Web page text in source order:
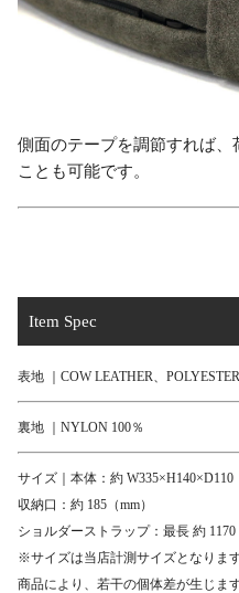
側面のテープを調節すれば
ことも可能です。
Item Spec
表地 ｜COW LEATHER、
裏地 ｜NYLON 100％
サイズ｜本体：約 W335×H140×D110
収納口：約 185（mm）
ショルダーストラップ：最長 約 1170
※サイズは当店計測サイズとなります
商品により、若干の個体差が生じます